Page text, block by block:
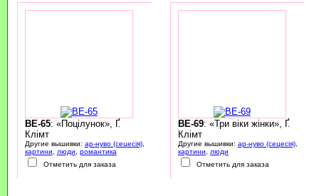
BE-65: «Поцілунок», Ґ.
Клімт
Другие вышивки: ар-нуво (сецесія),
картини
люди
романтика
Отметить для заказа
BE-69: «Три віки жінки», Ґ.
Клімт
Другие вышивки: ар-нуво (сецесія),
картини
люди
Отметить для заказа